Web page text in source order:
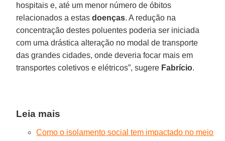
hospitais e, até um menor número de óbitos
relacionados a estasdoenças. A redução na
concentração destes poluentes poderia ser iniciada
com uma drástica alteração no modal de transporte
das grandes cidades, onde deveria focar mais em
transportes coletivos e elétricos”, sugere Fabrício.
Leia mais
Como o isolamento social tem impactado no meio